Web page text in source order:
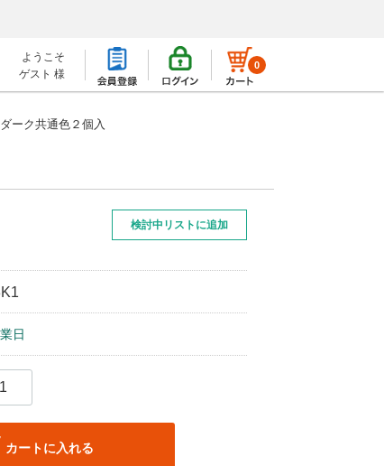
ようこそ
ゲスト 様
0
ーク共通色２個入
日
検討中リストに追加
カートに入れる